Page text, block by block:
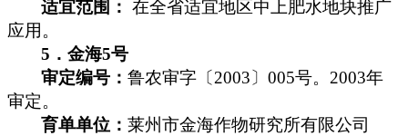
适宜范围： 在全省适宜地区中上肥水地块推广
应用。
5 ．金海5号
审定编号：鲁农审字〔 2003 〕005号。 2003年
审定。
育单单位：莱州市金海作物研究所有限公司